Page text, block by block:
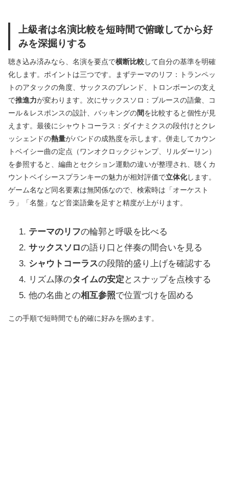
上級者は名演比較を短時間で俯瞰してから好
みを深掘りする
聴き込み済みなら、名演を要点で横断比較して自分の基準を明確
化します。ポイントは三つです。まずテーマのリフ：トランペッ
トのアタックの角度、サックスのブレンド、トロンボーンの支え
で推進力が変わります。次にサックスソロ：ブルースの語彙、コ
ール＆レスポンスの設計、バッキングの間を比較すると個性が見
えます。最後にシャウトコーラス：ダイナミクスの段付けとクレ
ッシェンドの熱量がバンドの成熟度を示します。併走してカウン
トベイシー曲の定点（ワンオクロックジャンプ、リルダーリン）
を参照すると、編曲とセクション運動の違いが整理され、聴くカ
ウントベイシースプランキーの魅力が相対評価で立体化します。
ゲーム名など同名要素は無関係なので、検索時は「オーケスト
ラ」「名盤」など音楽語彙を足すと精度が上がります。
テーマのリフの輪郭と呼吸を比べる
サックスソロの語り口と伴奏の間合いを見る
シャウトコーラスの段階的盛り上げを確認する
リズム隊のタイムの安定 とスナップを点検する
他の名曲との相互参照で位置づけを固める
この手順で短時間でも的確に好みを掴めます。